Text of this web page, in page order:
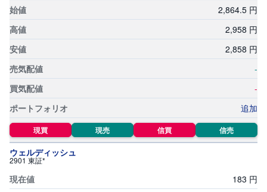
2,864.5 円
2,958 円
2,858 円
-
-
追加
現買 現売 信買 信売
ウェルディッシュ
2901 東証*
183 円